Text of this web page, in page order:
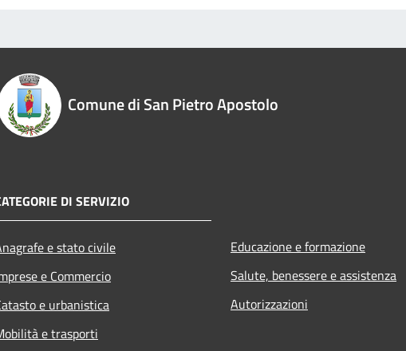
Comune di San Pietro Apostolo
DI SERVIZIO
e stato civile
e Commercio
e urbanistica
e trasporti
Educazione e formazione
Salute, benessere e assistenza
Autorizzazioni